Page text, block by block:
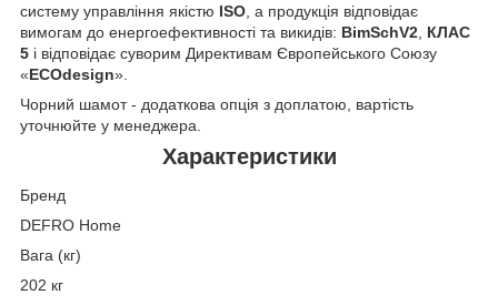
систему управління якістю ISO , а продукція відповідає
вимогам до енергоефективності та викидів: BimSchV2 КЛАС
5 і відповідає суворим Директивам Європейського Союзу
«ECOdesign».
Чорний шамот - додаткова опція з доплатою, вартість
уточнюйте у менеджера.
Характеристики
Бренд
DEFRO Home
Вага (кг)
202 кг